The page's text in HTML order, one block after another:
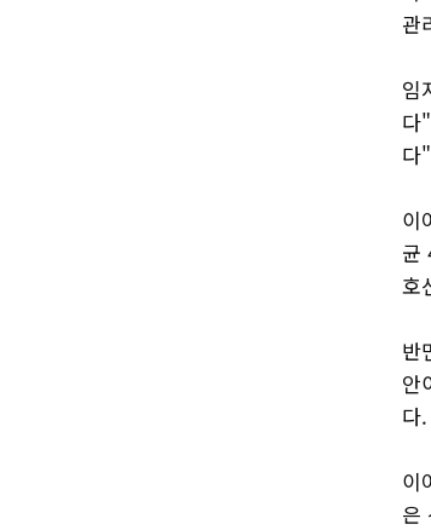
관
임
다
다
이
균
호
반
안
다.
이
은